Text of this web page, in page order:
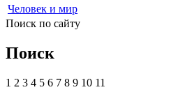
Человек и мир
Поиск по сайту
Поиск
1 2 3 4 5 6 7 8 9 10 11